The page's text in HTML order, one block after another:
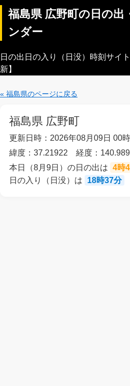
福島県 広野町の日の出
ンダー
日の出日の入り（日没）時刻サイ
新】
« 福島県のページに戻る
福島県 広野町
更新日時：2026年08月09日 00
緯度：37.21922 経度：
本日（8月9日）の日の出は 4時
日の入り（日没）は
18時37分